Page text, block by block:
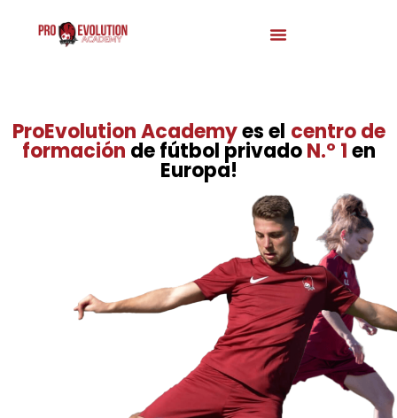
ProEvolution Academyes el centro de
formación de fútbol privado N.º 1en
Europa!